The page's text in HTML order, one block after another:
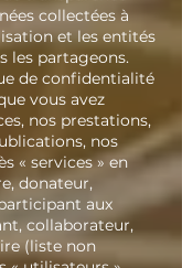
collectées à
et les entités
les partageons.
de confidentialité
vous avez
nos prestations,
nos
« services » en
donateur,
aux
collaborateur,
(liste non